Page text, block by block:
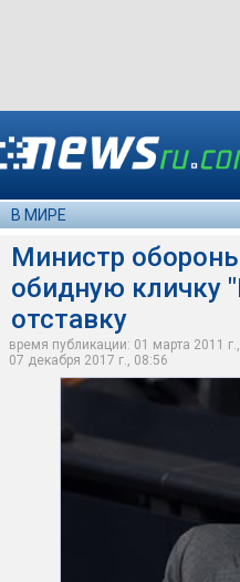
В МИРЕ
Министр
обидную кличку
отставку
время публикации: 01 марта 2011
07 декабря 2017 г., 08:56